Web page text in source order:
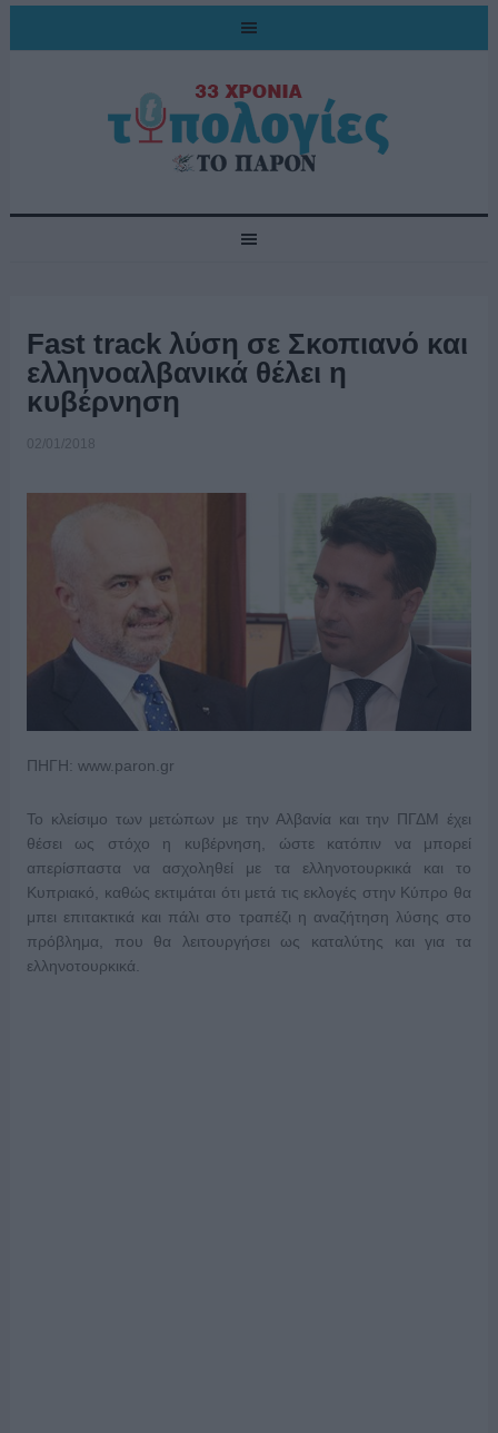
Fast track λύση σε Σκοπιανό και
ελληνοαλβανικά θέλει η
κυβέρνηση
02/01/2018
ΠΗΓΗ: www.paron.gr
Το κλείσιμο των μετώπων με την Αλβανία και την ΠΓΔΜ έχει
θέσει ως στόχο η κυβέρνηση, ώστε κατόπιν να μπορεί
απερίσπαστα να ασχοληθεί με τα ελληνοτουρκικά και το
Κυπριακό, καθώς εκτιμάται ότι μετά τις εκλογές στην Κύπρο θα
μπει επιτακτικά και πάλι στο τραπέζι η αναζήτηση λύσης στο
πρόβλημα, που θα λειτουργήσει ως καταλύτης και για τα
ελληνοτουρκικά.